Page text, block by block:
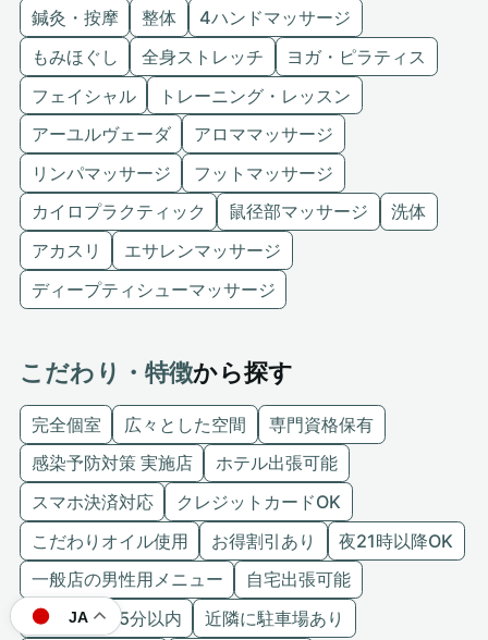
鍼灸・按摩
整体
4ハンドマッサージ
もみほぐし
全身ストレッチ
ヨガ・ピラティス
フェイシャル
トレーニング・レッスン
アーユルヴェーダ
アロママッサージ
リンパマッサージ
フットマッサージ
カイロプラクティック
鼠径部マッサージ
洗体
アカスリ
エサレンマッサージ
ディープティシューマッサージ
こだわり・特徴から探す
完全個室 広々とした空間
専門資格保有
感染予防対策 実施店
ホテル出張可能
スマホ決済対応
クレジットカードOK
こだわりオイル使用
お得割引あり
夜21時以降OK
一般店の男性用メニュー
自宅出張可能
駅から徒歩5分以内
近隣に駐車場あり
JA